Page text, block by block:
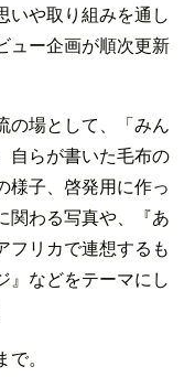
いや取り組みを通し
ュー企画が順次更新
の場として、「みん
自らが書いた毛布の
様子、啓発用に作っ
関わる写真や、『あ
フリカで連想するも
』などをテーマにし
。